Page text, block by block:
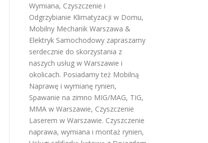
Wymiana, Czyszczenie i
Odgrzybianie Klimatyzacji w Domu,
Mobilny Mechanik Warszawa &
Elektryk Samochodowy zapraszamy
serdecznie do skorzystania z
naszych usług w Warszawie i
okolicach. Posiadamy też Mobilną
Naprawę i wymianę rynien,
Spawanie na zimno MIG/MAG, TIG,
MMA w Warszawie, Czyszczenie
Laserem w Warszawie. Czyszczenie
naprawa, wymiana i montaż rynien,